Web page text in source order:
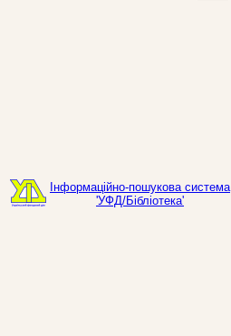
Інформаційно-пошукова система
'УФД/Бібліотека'